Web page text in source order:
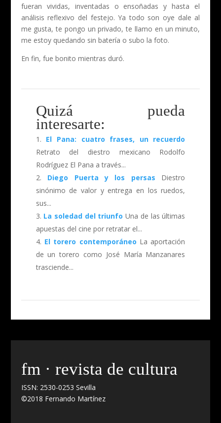
fueran vividas, inventadas o ensoñadas y hasta el
análisis reflexivo del festejo. Ya todo son oye dale al
me gusta, te pongo un privado, te llamo en un minuto,
me estoy quedando sin batería o subo la foto.
En fin, fue bonito mientras duró.
Quizá pueda
interesarte:
El Pana: cuatro frases, un recuerdo
Retrato del diestro mexicano Rodolfo
Rodríguez El Pana a través...
Diego Puerta y los persas
Diestro
sinónimo de valor y entrega en los ruedos,
sus...
La soledad del triunfo Una de las últimas
apuestas del cine por retratar el...
El torero contemporáneo La aportación
de un torero como José María Manzanares
trasciende...
fm · revista de cultura
ISSN: 2530-0253 Sevilla
©2018 Fernando Martínez